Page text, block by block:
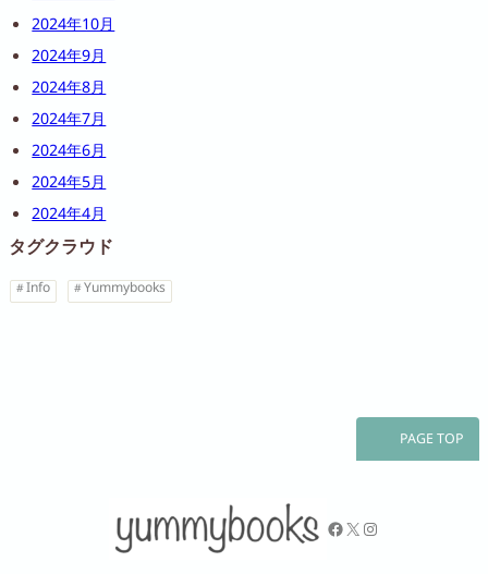
2024年10月
2024年9月
2024年8月
2024年7月
2024年6月
2024年5月
2024年4月
タグクラウド
Info Yummybooks
PAGE TOP
Facebook X Instagram